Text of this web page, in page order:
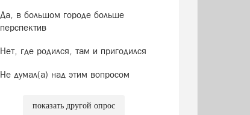
Да, в большом городе больше
перспектив
Нет, где родился, там и пригодился
Не думал(а) над этим вопросом
показать другой опрос